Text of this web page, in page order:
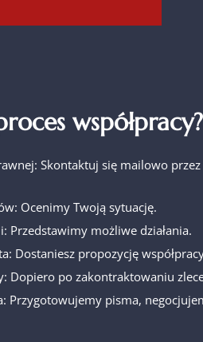
współpracy?
Skontaktuj się mailowo
Ocenimy Twoją sytuację.
Przedstawimy możliwe działania.
Dostaniesz propozycję
Dopiero po zakontraktowaniu
Przygotowujemy pisma,